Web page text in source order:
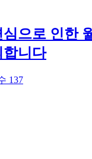
으로 인한
합니다
137